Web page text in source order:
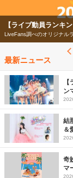
ライブ動員ランキン
調べのオリジナルラ
最新ニュース
ン
＞
結
＆
奇
マ